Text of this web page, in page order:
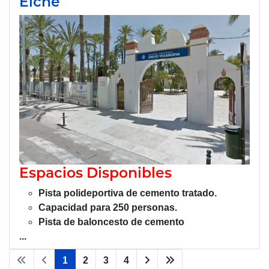
Espacios Disponibles
Pista polideportiva de cemento tratado.
Capacidad para 250 personas.
Pista de baloncesto de cemento
...
1 2 3 4